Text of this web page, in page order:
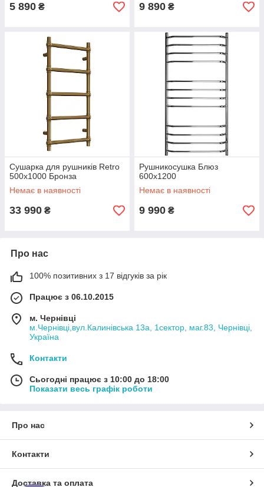
5 890 ₴ 9 890 ₴
Сушарка для рушників Retro
500х1000 Бронза
Немає в наявності
33 990 ₴
Рушникосушка Блюз
600х1200
Немає в наявності
9 990 ₴
Про нас
100% позитивних з 17 відгуків за рік
Працює з 06.10.2015
м. Чернівці
м.Чернівці,вул.Калинівська 13а, 1сектор, маг.83, Чернівці,
Україна
Контакти
Сьогодні працює з 10:00 до 18:00
Показати весь графік роботи
Про нас
Контакти
Доставка та оплата